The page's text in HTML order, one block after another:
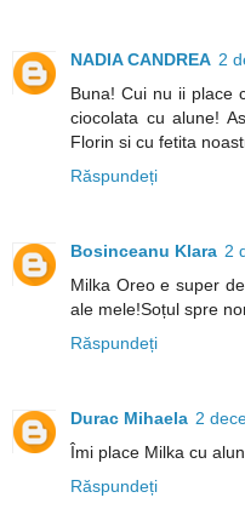
NADIA CANDREA 2
Buna! Cui nu ii place
ciocolata cu alune!
Florin si cu fetita
Răspundeți
Bosinceanu Klara 2
Milka Oreo e super
ale mele!Soțul spre
Răspundeți
Durac Mihaela 2
Îmi place Milka cu
Răspundeți